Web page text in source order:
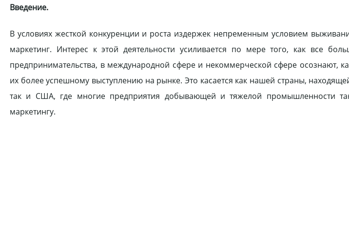
Введение.
В условиях жесткой конкуренции и роста издержек непременным условием
маркетинг. Интерес к этой деятельности усиливается по мере того, как все
предпринимательства, в международной сфере и некоммерческой сфере осознают,
их более успешному выступлению на рынке. Это касается как нашей страны,
так и США, где многие предприятия добывающей и тяжелой промышленности
маркетингу.